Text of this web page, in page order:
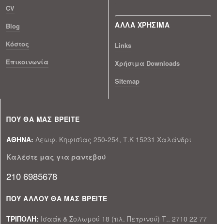
CV
Blog
Κόστος
Επικοινωνία
ΑΛΛΑ ΧΡΗΣΙΜΑ
Links
Xρήσιμα Downloads
Sitemap
ΠΟΥ ΘΑ ΜΑΣ ΒΡΕΙΤΕ
ΑΘΗΝΑ: Λεωφ. Κηφισίας 250-254, Τ.Κ 15231 Χαλάνδρι
Καλέστε μας για ραντεβού
210 6985678
ΠΟΥ ΑΛΛΟΥ ΘΑ ΜΑΣ ΒΡΕΙΤΕ
ΤΡΙΠΟΛΗ: Ισαάκ & Σολωμού 18 (πλ. Πετρινού) Τ.. 2710 22 77